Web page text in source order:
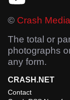
© Crash
The total or
photographs
any form.
CRASH.NET
Contact